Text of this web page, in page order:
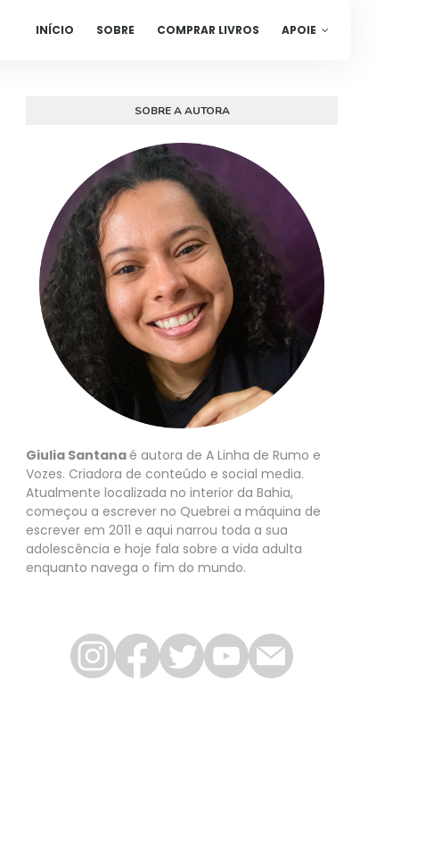
INÍCIO SOBRE COMPRAR LIVROS APOIE
SOBRE A AUTORA
Giulia Santana é autora de A Linha de Rumo e
Vozes. Criadora de conteúdo e social media.
Atualmente localizada no interior da Bahia,
começou a escrever no Quebrei a máquina de
escrever em 2011 e aqui narrou toda a sua
adolescência e hoje fala sobre a vida adulta
enquanto navega o fim do mundo.